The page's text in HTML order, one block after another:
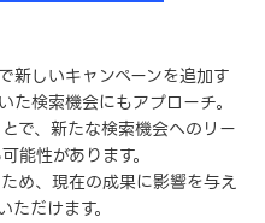
で新しいキャンペーンを追加す
た検索機会にもアプローチ。
で、新たな検索機会へのリー
能性があります。
め、現在の成果に影響を与え
だけます。